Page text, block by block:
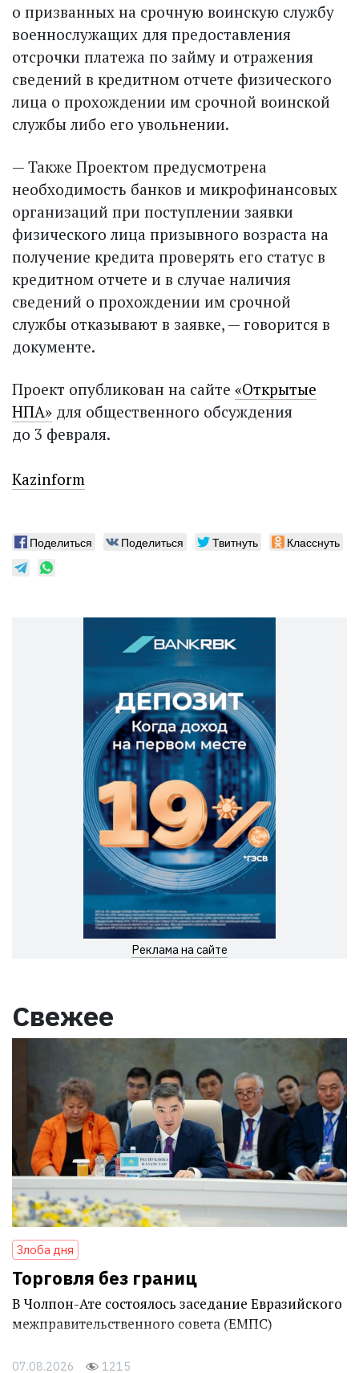
о призванных на срочную воинскую службу
военнослужащих для предоставления
отсрочки платежа по займу и отражения
сведений в кредитном отчете физического
лица о прохождении им срочной воинской
службы либо его увольнении.
— Также Проектом предусмотрена
необходимость банков и микрофинансовых
организаций при поступлении заявки
физического лица призывного возраста на
получение кредита проверять его статус в
кредитном отчете и в случае наличия
сведений о прохождении им срочной
службы отказывают в заявке, — говорится в
документе.
Проект опубликован на сайте «Открытые
НПА» для общественного обсуждения
до 3 февраля.
Kazinform
Поделиться Поделиться Твитнуть Класснуть
Реклама на сайте
Свежее
Злоба дня
Торговля без границ
В Чолпон-Ате состоялось заседание Евразийского
межправительственного совета (ЕМПС)
07.08.2026 1215